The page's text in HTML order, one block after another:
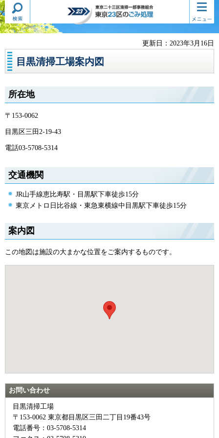
東京二十三区清掃一部事務組合
東京23区のごみ処理
検索・
共通メ
ニュー
コンテ
ンツメ
ニュー
更新日：2023年3月16日
目黒清掃工場案内図
所在地
〒153-0062
目黒区三田2-19-43
電話03-5708-5314
交通機関
JR山手線恵比寿駅・目黒駅下車徒歩15分
東京メトロ日比谷線・東急東横線中目黒駅下車徒歩15分
案内図
この地図は施設の大まかな位置をご案内するものです。
お問い合わせ
目黒清掃工場
〒153-0062 東京都目黒区三田二丁目19番43号
電話番号：03-5708-5314